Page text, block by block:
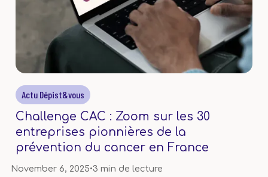
Actu Dépist&vous
Challenge CAC : Zoom sur les 30
entreprises pionnières de la
prévention du cancer en France
November 6, 2025•3 min de lecture